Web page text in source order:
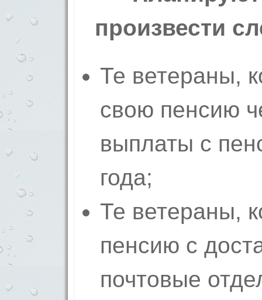
произвести
Те ветераны,
свою пенсию
выплаты с
года;
Те ветераны,
пенсию с
почтовые